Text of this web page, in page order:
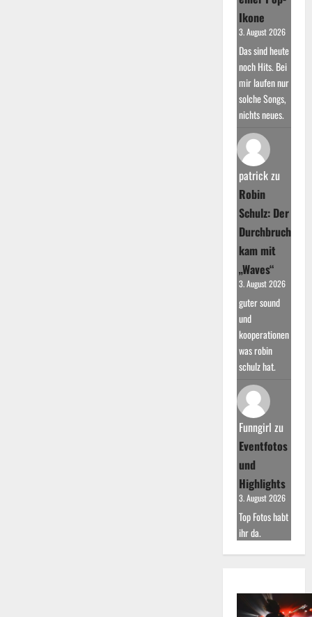
Ikone
3. August 2026
Das sind heute
noch Hits. Bei
mir laufen nur
solche Songs,
nichts neues.
patrickzu
Robin
Schulz: Der
Durchbruch
kam mit
„Waves“
3. August 2026
guter sound
und
kooperationen
was robin
schulz hat.
Funngirl zu
Eventfotos
und
Highlights
3. August 2026
Top Fotos habt
ihr da.